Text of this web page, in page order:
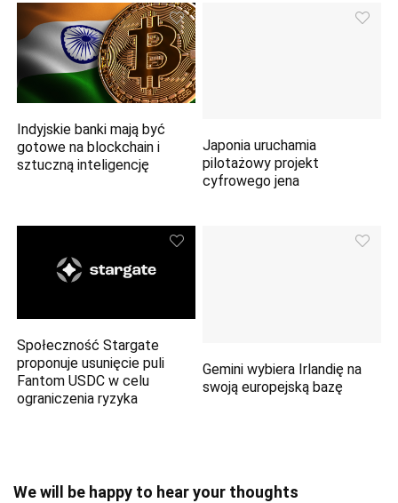
Indyjskie banki mają być
gotowe na blockchain i
sztuczną inteligencję
Japonia uruchamia
pilotażowy projekt
cyfrowego jena
Społeczność Stargate
proponuje usunięcie puli
Fantom USDC w celu
ograniczenia ryzyka
Gemini wybiera Irlandię na
swoją europejską bazę
We will be happy to hear your thoughts